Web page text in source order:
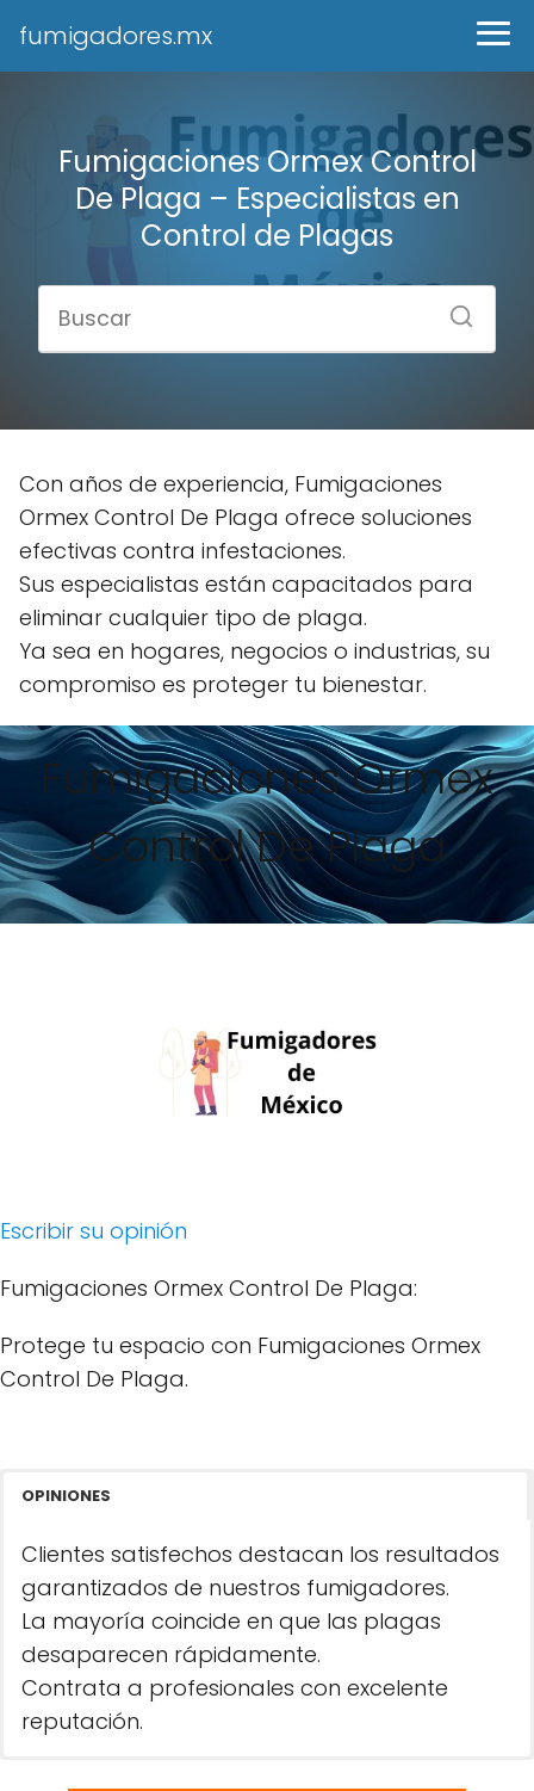
fumigadores.mx
Fumigaciones Ormex Control
De Plaga – Especialistas en
Control de Plagas
Con años de experiencia, Fumigaciones
Ormex Control De Plaga ofrece soluciones
efectivas contra infestaciones.
Sus especialistas están capacitados para
eliminar cualquier tipo de plaga.
Ya sea en hogares, negocios o industrias, su
compromiso es proteger tu bienestar.
Fumigaciones Ormex
Control De Plaga
Escribir su opinión
Fumigaciones Ormex Control De Plaga:
Protege tu espacio con Fumigaciones Ormex
Control De Plaga.
OPINIONES
Clientes satisfechos destacan los resultados
garantizados de nuestros fumigadores.
La mayoría coincide en que las plagas
desaparecen rápidamente.
Contrata a profesionales con excelente
reputación.